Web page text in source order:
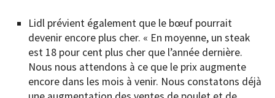
Lidl prévient également que le bœuf pourrait
devenir encore plus cher. « En moyenne, un steak
est 18 pour cent plus cher que l’année dernière.
Nous nous attendons à ce que le prix augmente
encore dans les mois à venir. Nous constatons déjà